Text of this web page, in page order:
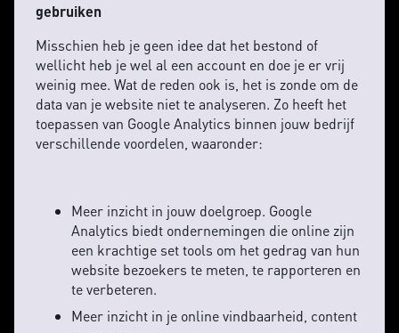
gebruiken
Misschien heb je geen idee dat het bestond of
wellicht heb je wel al een account en doe je er vrij
weinig mee. Wat de reden ook is, het is zonde om de
data van je website niet te analyseren. Zo heeft het
toepassen van Google Analytics binnen jouw bedrijf
verschillende voordelen, waaronder:
Meer inzicht in jouw doelgroep. Google
Analytics biedt ondernemingen die online zijn
een krachtige set tools om het gedrag van hun
website bezoekers te meten, te rapporteren en
te verbeteren.
Meer inzicht in je online vindbaarheid, content